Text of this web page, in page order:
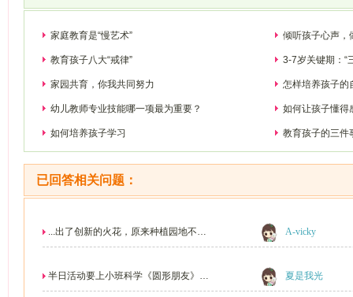
家庭教育是“慢艺术” 倾听孩子心声，
教育孩子八大“戒律” 3-7岁关键期：“
家园共育，你我共同努力 怎样培养孩子的
幼儿教师专业技能哪一项最为重要？ 如何让孩子懂得
如何培养孩子学习 教育孩子的三件
已回答相关问题：
...出了创新的火花，原来种植园地不仅 A-vicky
半日活动要上小班科学《圆形朋友》， 夏是我光